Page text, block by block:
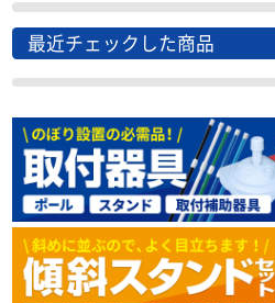
最近チェックした商品